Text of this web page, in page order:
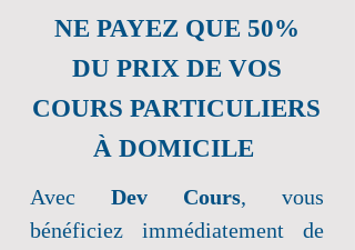
NE PAYEZ QUE 50%
DU PRIX DE VOS
COURS PARTICULIERS
À DOMICILE
Avec Dev Cours, vous
bénéficiez immédiatement de